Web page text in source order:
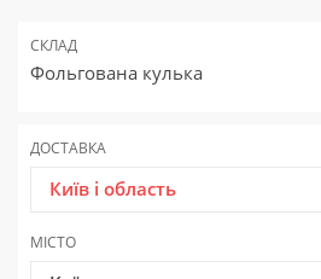
СКЛАД
Фольгована кулька
ДОСТАВКА
Київ і область
МІСТО